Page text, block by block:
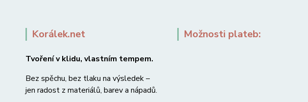
Korálek.net
Tvoření v klidu, vlastním tempem.
Bez spěchu, bez tlaku na výsledek –
jen radost z materiálů, barev a nápadů.
Možnosti plateb: